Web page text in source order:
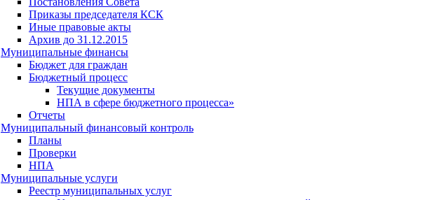
Приказы председателя КСК
Иные правовые акты
Архив до 31.12.2015
Муниципальные финансы
Бюджет для граждан
Бюджетный процесс
Текущие документы
НПА в сфере бюджетного процесса»
Отчеты
Муниципальный финансовый контроль
Планы
Проверки
НПА
Муниципальные услуги
Реестр муниципальных услуг